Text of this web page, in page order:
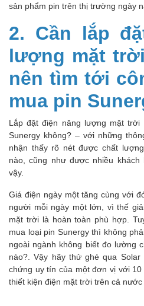
sản phẩm pin trên thị trường ngày
2. Cần lắp
lượng mặt
nên tìm tới
mua pin
Lắp đặt điện năng lượng mặt
Sunergy không? – với những
nhận thấy rõ nét được chất
nào, cũng như được nhiều
vậy.
Giá điện ngày một tăng cùng với
người mỗi ngày một lớn, vì thế
mặt trời là hoàn toàn phù hợp.
mua loại pin Sunergy thì không
ngoài ngành không biết đo lường
nào?. Vậy hãy thử ghé qua
chứng uy tín của một đơn vị với
thiết kiện điện mặt trời trên cả